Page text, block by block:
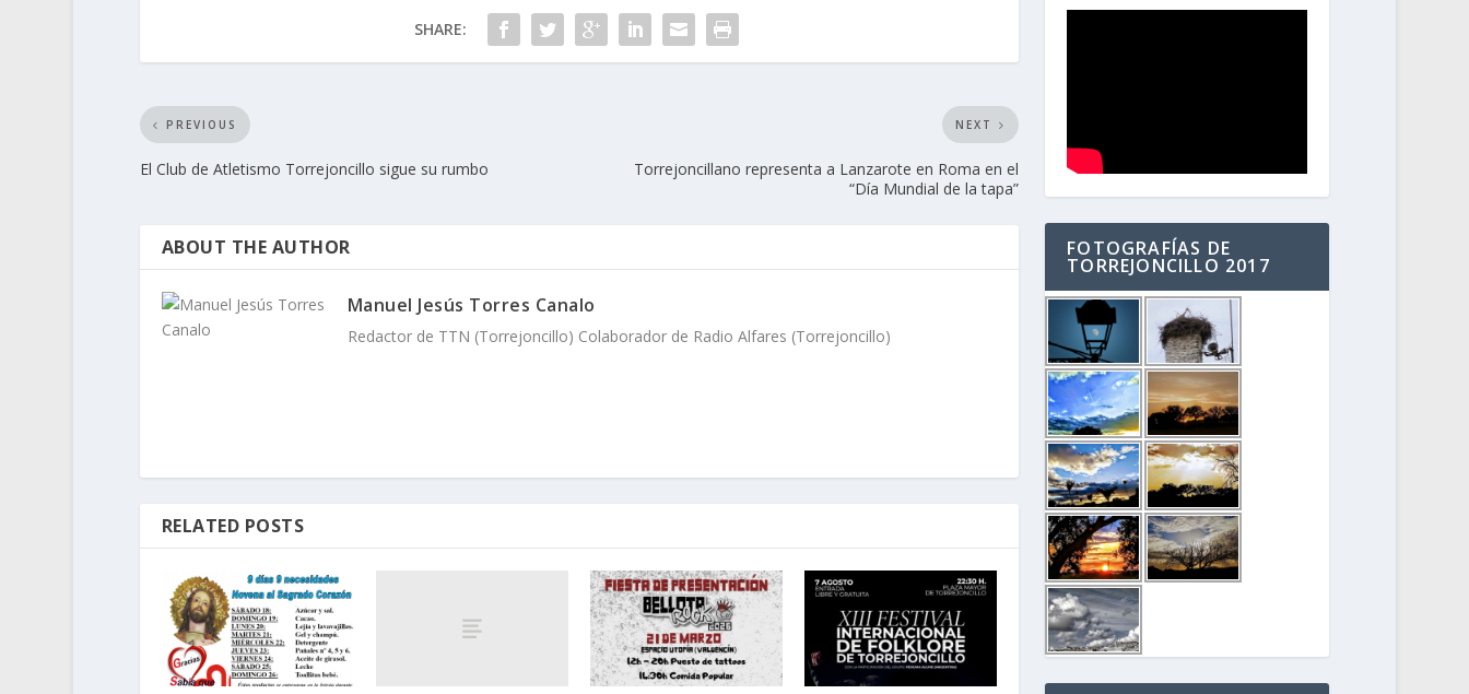
SHARE:
PREVIOUS
El Club de Atletismo Torrejoncillo sigue su rumbo
NEXT
Torrejoncillano representa a Lanzarote en Roma en el
“Día Mundial de la tapa”
ABOUT THE AUTHOR
Manuel Jesús Torres Canalo
Redactor de TTN (Torrejoncillo) Colaborador de Radio Alfares (Torrejoncillo)
RELATED POSTS
FOTOGRAFÍAS DE
TORREJONCILLO 2017